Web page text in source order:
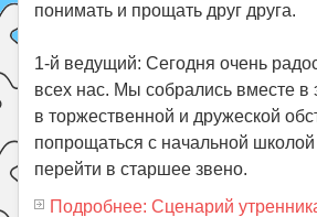
понимать и прощать друг друга.
1-й ведущий: Сегодня очень
всех нас. Мы собрались вместе в
в торжественной и дружеской
попрощаться с начальной
перейти в старшее звено.
Подробнее: Сценарий